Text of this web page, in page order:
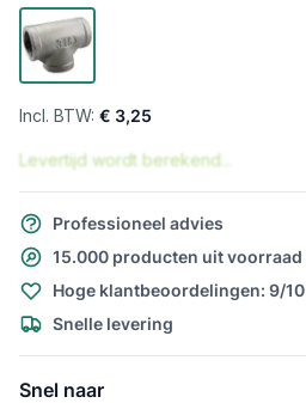
€ 3,25
Levertijd wordt berekend...
Professioneel advies
15.000 producten uit voorraad
Hoge klantbeoordelingen: 9/10
Snelle levering
Snel naar